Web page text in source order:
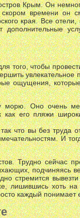
Крым. Он
времени он
края. Все отели,
того, чтобы
увлекательное
ощущения,
морю. Оно очень
как его пляжи
что вы без труда
И
Трудно сейчас
подчиняясь
стремится
лишившись хоть на
каждый понимает